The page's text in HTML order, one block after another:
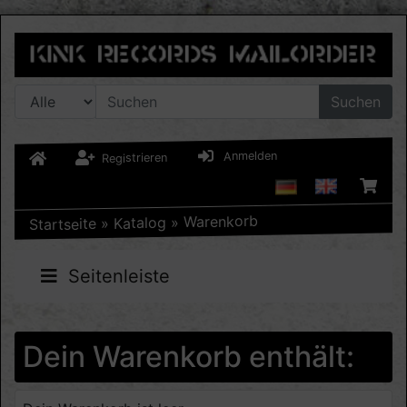
Suchen
Registrieren Anmelden
Startseite » Katalog » Warenkorb
Seitenleiste
Dein Warenkorb enthält: